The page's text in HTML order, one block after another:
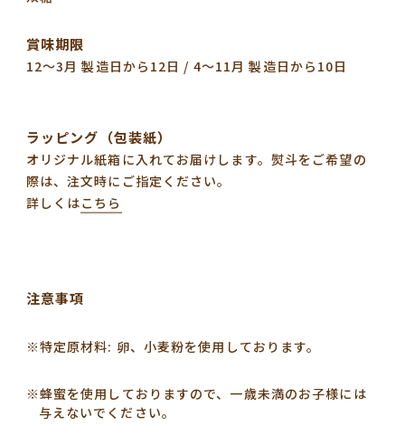
賞味期限
12〜3月 製造日から12日 / 4〜11月 製造日から10日
ラッピング（包装紙）
オリジナル紙箱に入れてお届けします。熨斗をご希望の
際は、注文時にご指定ください。
詳しくはこちら
注意事項
※特定原材料: 卵、小麦粉を使用しております。
※蜂蜜を使用しておりますので、一歳未満のお子様には
与えないでください。